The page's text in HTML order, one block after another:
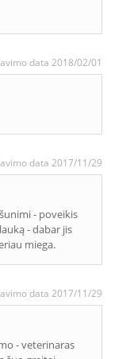
data 2018/02/01
data 2017/11/29
- poveikis
- dabar jis
miega.
data 2017/11/29
- veterinaras